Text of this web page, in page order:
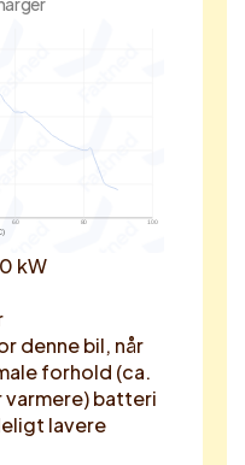
60 80 100
kW
denne bil, når
forhold (ca.
varmere) batteri
lavere